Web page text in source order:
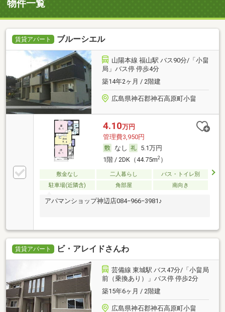
物件一覧
賃貸アパート ブルーシエル
山陽本線 福山駅 バス90分/「小畠
局」バス停 停歩4分
築14年2ヶ月 / 2階建
広島県神石郡神石高原町小畠
4.10万円
管理費3,950円
なし
5.1万円
1階 / 2DK（44.75m2）
敷金なし 二人暮らし
バス・トイレ別
駐車場(近隣含)
角部屋 南向き
アパマンショップ神辺店084−966−3981♪
賃貸アパート ビ・アレイドさんわ
芸備線 東城駅 バス47分/「小畠局
前（乗換あり）」バス停 停歩2分
築15年6ヶ月 / 2階建
広島県神石郡神石高原町小畠